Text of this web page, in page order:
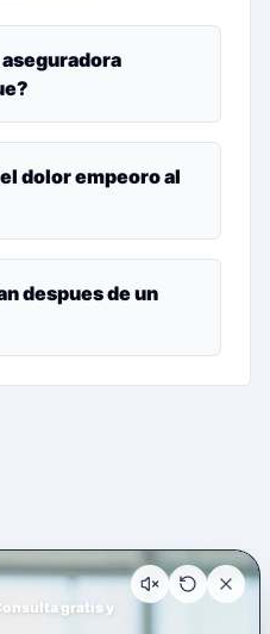
dolor empeoro al
despues de un
gratis y